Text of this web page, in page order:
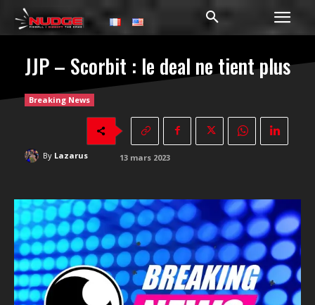
JJP – Scorbit : le deal ne tient plus
Breaking News
By Lazarus 13 mars 2023